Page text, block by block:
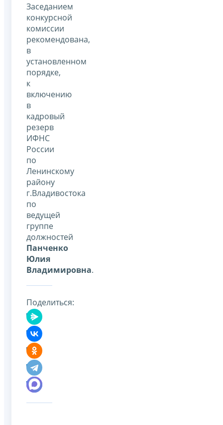
Заседанием
конкурсной
комиссии
рекомендована,
в
установленном
порядке,
к
включению
в
кадровый
резерв
ИФНС
России
по
Ленинскому
району
г.Владивостока
по
ведущей
группе
должностей
Панченко
Юлия
Владимировна.
Поделиться: